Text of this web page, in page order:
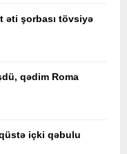
əti şorbası tövsiyə
qədim Roma
içki qəbulu